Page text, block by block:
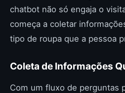
chatbot não só engaja o
começa a coletar
tipo de roupa que a pessoa
Coleta de Informações
Com um fluxo de perguntas